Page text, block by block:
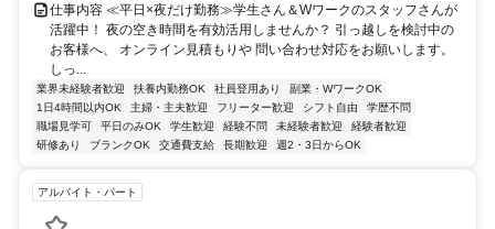
仕事内容 ≪平日×夜だけ勤務≫学生さん＆Wワークのスタッフさんが
活躍中！ 夜の空き時間を有効活用しませんか？ 引っ越しを検討中の
お客様へ、 オンライン見積もりや 問い合わせ対応をお願いします。
しっ...
業界未経験者歓迎 扶養内勤務OK 社員登用あり
副業・WワークOK
1日4時間以内OK
主婦・主夫歓迎 フリーター歓迎 シフト自由
学歴不問
職場見学可
平日のみOK 学生歓迎 経験不問 未経験者歓迎
経験者歓迎
研修あり
ブランクOK 交通費支給 長期歓迎 週2・3日からOK
アルバイト・パート